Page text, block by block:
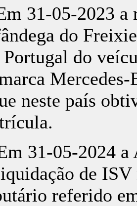
31-05-2023 a
do
Portugal do
neste país
31-05-2024
de
referido